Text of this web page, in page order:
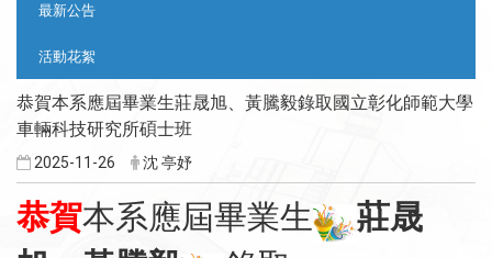
最新公告
活動花絮
恭賀本系應屆畢業生莊晟旭、黃騰毅錄取國立彰化師範大學
車輛科技研究所碩士班
2025-11-26 沈 亭妤
恭賀本系應屆畢業生
莊晟